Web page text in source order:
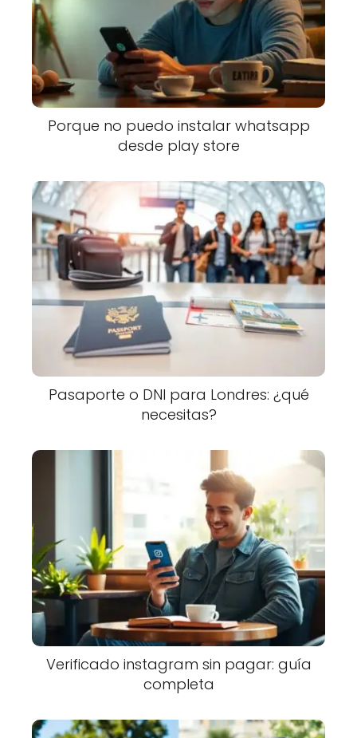
Porque no puedo instalar whatsapp
desde play store
Pasaporte o DNI para Londres: ¿qué
necesitas?
Verificado instagram sin pagar: guía
completa